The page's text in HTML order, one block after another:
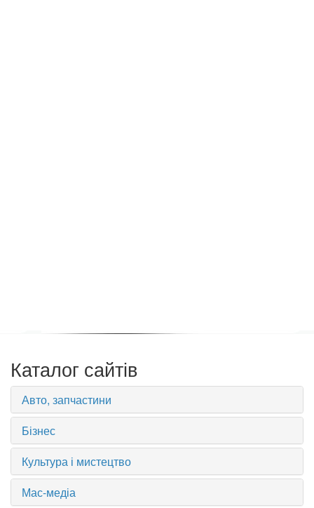
Каталог сайтів
Авто, запчастини
Бізнес
Культура і мистецтво
Мас-медіа